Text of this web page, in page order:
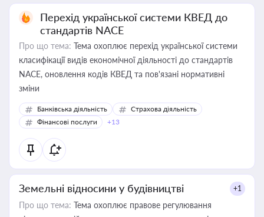
Перехід української системи КВЕД до
стандартів NACE
Про що тема: Тема охоплює перехід української системи
класифікації видів економічної діяльності до стандартів
NACE, оновлення кодів КВЕД та пов'язані нормативні
зміни
Банківська діяльність
Страхова діяльність
Фінансові послуги
+13
Земельні відносини у будівництві +1
Про що тема: Тема охоплює правове регулювання